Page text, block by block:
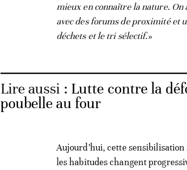
mieux en connaître la nature.
avec des forums de proximité et
déchets et le tri sélectif.»
Lire aussi : Lutte contre la
poubelle au four
Aujourd’hui, cette
les habitudes changent